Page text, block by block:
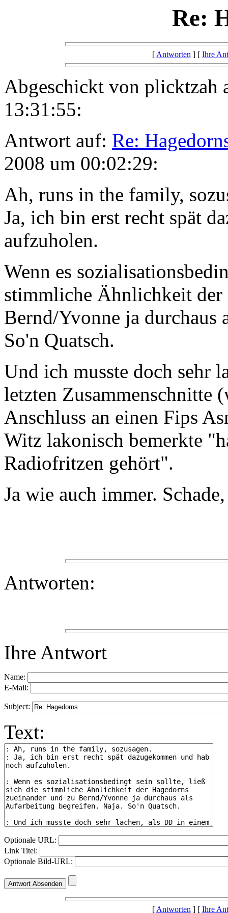
Re:
[Antworten] [ Ihre
Abgeschickt von plicktzah
13:31:55:
Antwort auf: Re:
2008 um 00:02:29:
Ah, runs in the family,
Ja, ich bin erst recht spät
aufzuholen.
Wenn es
stimmliche Ähnlichkeit der
Bernd/Yvonne ja durchaus
So'n Quatsch.
Und ich musste doch sehr
letzten Zusammenschnitte
Anschluss an einen Fips
Witz lakonisch bemerkte
Radiofritzen gehört".
Ja wie auch immer.
Antworten:
Ihre Antwort
Name:
E-Mail:
Subject:
Text:
Optionale URL:
Link Titel:
Optionale Bild-URL:
[Antworten] [ Ihre